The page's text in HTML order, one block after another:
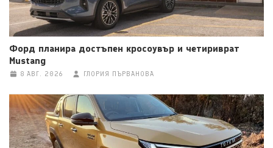
Форд планира достъпен кросоувър и четириврат
Mustang
8 АВГ. 2026 ГЛОРИЯ ПЪРВАНОВА